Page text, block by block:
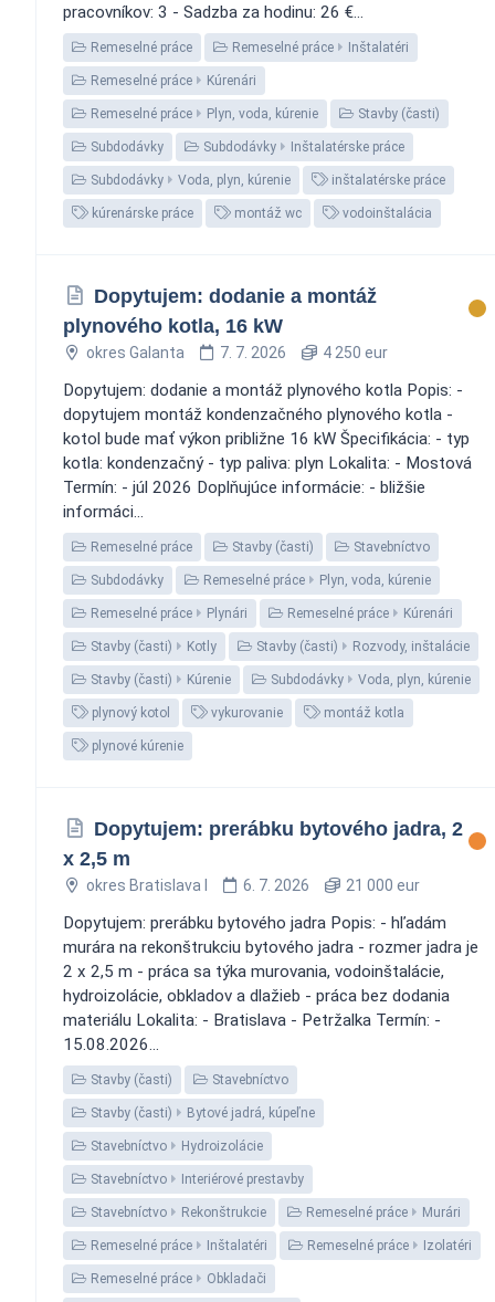
pracovníkov: 3 - Sadzba za hodinu: 26 €...
Remeselné práce Remeselné práce Inštalatéri
Remeselné práce Kúrenári
Remeselné práce Plyn, voda, kúrenie Stavby (časti)
Subdodávky Subdodávky Inštalatérske práce
Subdodávky Voda, plyn, kúrenie inštalatérske práce
kúrenárske práce montáž wc vodoinštalácia
Dopytujem: dodanie a montáž
plynového kotla, 16 kW
okres Galanta 7. 7. 2026 4 250 eur
Dopytujem: dodanie a montáž plynového kotla Popis: -
dopytujem montáž kondenzačného plynového kotla -
kotol bude mať výkon približne 16 kW Špecifikácia: - typ
kotla: kondenzačný - typ paliva: plyn Lokalita: - Mostová
Termín: - júl 2026 Doplňujúce informácie: - bližšie
informáci...
Remeselné práce Stavby (časti) Stavebníctvo
Subdodávky Remeselné práce Plyn, voda, kúrenie
Remeselné práce Plynári Remeselné práce Kúrenári
Stavby (časti) Kotly Stavby (časti) Rozvody, inštalácie
Stavby (časti) Kúrenie Subdodávky Voda, plyn, kúrenie
plynový kotol vykurovanie montáž kotla
plynové kúrenie
Dopytujem: prerábku bytového jadra, 2
x 2,5 m
okres Bratislava I 6. 7. 2026 21 000 eur
Dopytujem: prerábku bytového jadra Popis: - hľadám
murára na rekonštrukciu bytového jadra - rozmer jadra je
2 x 2,5 m - práca sa týka murovania, vodoinštalácie,
hydroizolácie, obkladov a dlažieb - práca bez dodania
materiálu Lokalita: - Bratislava - Petržalka Termín: -
15.08.2026...
Stavby (časti) Stavebníctvo
Stavby (časti) Bytové jadrá, kúpeľne
Stavebníctvo Hydroizolácie
Stavebníctvo Interiérové prestavby
Stavebníctvo Rekonštrukcie Remeselné práce Murári
Remeselné práce Inštalatéri Remeselné práce Izolatéri
Remeselné práce Obkladači